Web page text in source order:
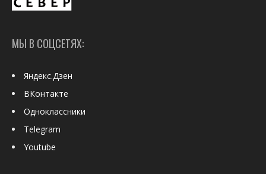
МЫ В СОЦСЕТЯХ:
Яндекс.Дзен
ВКонтакте
Одноклассники
Telegram
Youtube